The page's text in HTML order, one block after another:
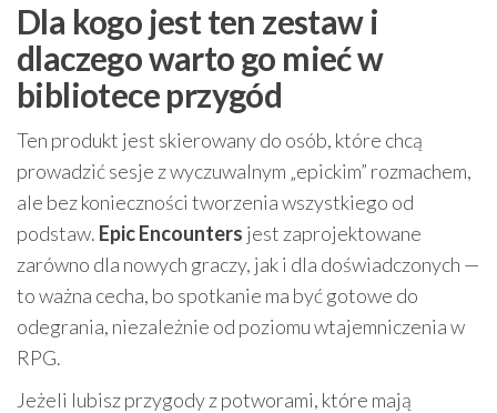
Dla kogo jest ten zestaw i
dlaczego warto go mieć w
bibliotece przygód
Ten produkt jest skierowany do osób, które chcą
prowadzić sesje z wyczuwalnym „epickim” rozmachem,
ale bez konieczności tworzenia wszystkiego od
podstaw. Epic Encounters jest zaprojektowane
zarówno dla nowych graczy, jak i dla doświadczonych —
to ważna cecha, bo spotkanie ma być gotowe do
odegrania, niezależnie od poziomu wtajemniczenia w
RPG.
Jeżeli lubisz przygody z potworami, które mają